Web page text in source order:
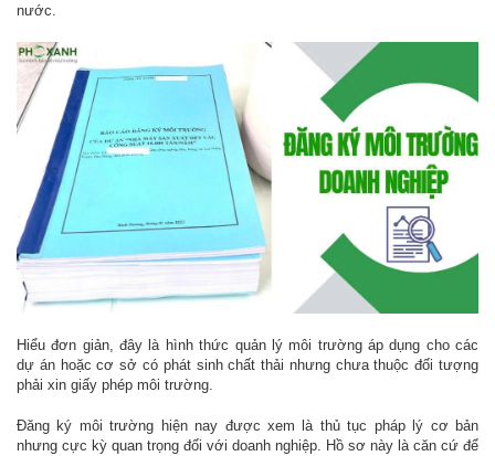
nước.
Hiểu đơn giản, đây là hình thức quản lý môi trường áp dụng cho các
dự án hoặc cơ sở có phát sinh chất thải nhưng chưa thuộc đối tượng
phải xin giấy phép môi trường.
Đăng ký môi trường hiện nay được xem là thủ tục pháp lý cơ bản
nhưng cực kỳ quan trọng đối với doanh nghiệp. Hồ sơ này là căn cứ để